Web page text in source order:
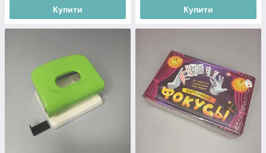
Купити Купити